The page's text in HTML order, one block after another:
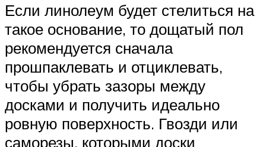
Если линолеум будет стелиться на
такое основание, то дощатый пол
рекомендуется сначала
прошпаклевать и отциклевать,
чтобы убрать зазоры между
досками и получить идеально
ровную поверхность. Гвозди или
саморезы, которыми доски